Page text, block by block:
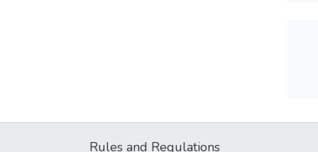
Rules and Regulations